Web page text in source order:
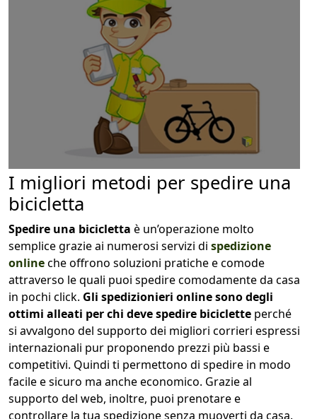
I migliori metodi per spedire una
bicicletta
Spedire una bicicletta è un’operazione molto
semplice grazie ai numerosi servizi di spedizione
onlineche offrono soluzioni pratiche e comode
attraverso le quali puoi spedire comodamente da casa
in pochi click. Gli spedizionieri online sono degli
ottimi alleati per chi deve spedire biciclette perché
si avvalgono del supporto dei migliori corrieri espressi
internazionali pur proponendo prezzi più bassi e
competitivi. Quindi ti permettono di spedire in modo
facile e sicuro ma anche economico. Grazie al
supporto del web, inoltre, puoi prenotare e
controllare la tua spedizione senza muoverti da casa.